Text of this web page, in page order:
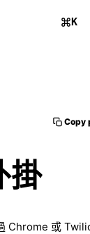
K
Copy
掛
Chrome 或